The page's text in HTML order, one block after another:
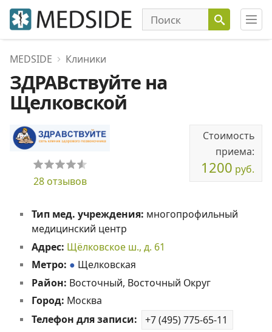
MEDSIDE Клиники
ЗДРАВствуйте на
Щелковской
Стоимость
приема:
1200 руб.
28 отзывов
Тип мед. учреждения: многопрофильный
медицинский центр
Адрес: Щёлковское ш., д. 61
Метро: ● Щелковская
Район: Восточный, Восточный Округ
Город: Москва
Телефон для записи:
+7 (495) 775-65-11